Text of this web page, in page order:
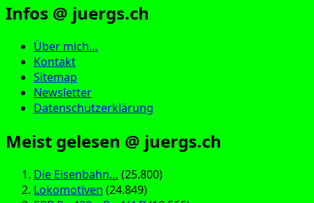
Infos @ juergs.ch
Über mich…
Kontakt
Sitemap
Newsletter
Datenschutzerklärung
Meist gelesen @ juergs.ch
Die Eisenbahn… (25.800)
Lokomotiven (24.849)